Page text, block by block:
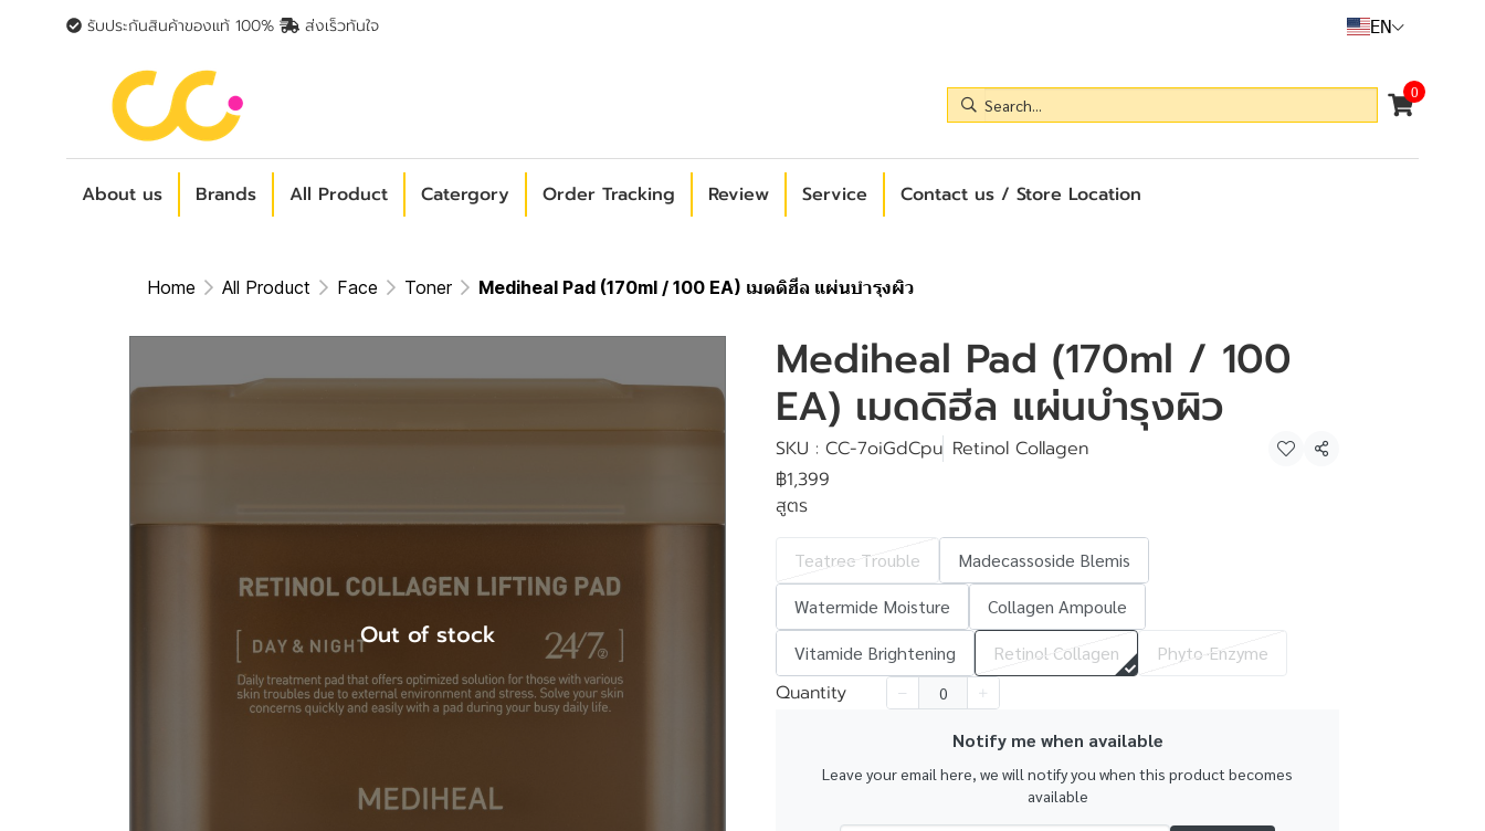
รับประกันสินค้าของแท้ 100% ส่งเร็วทันใจ EN
0
About us Brands All Product Catergory Order Tracking Review Service Contact us / Store Location
Home All Product Face Toner Mediheal Pad (170ml / 100 EA) เมดดิฮีล แผ่นบำรุงผิว
Out of stock
Mediheal Pad (170ml / 100
EA) เมดดิฮีล แผ่นบำรุงผิว
SKU : CC-7oiGdCpu Retinol Collagen
Share
฿1,399
สูตร
Teatree Trouble
Madecassoside Blemis
Watermide Moisture
Collagen Ampoule
Vitamide Brightening
Retinol Collagen Phyto-Enzyme
Quantity
Notify me when available
Leave your email here, we will notify you when this product becomes
available